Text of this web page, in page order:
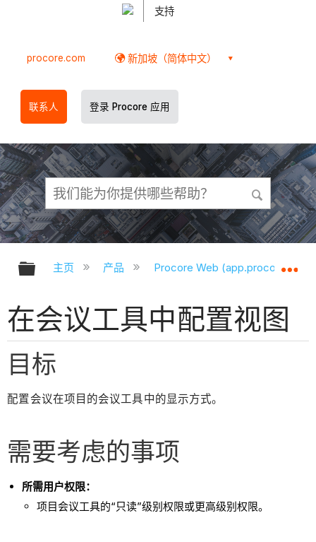
支持
procore.com 新加坡（简体中文）
联系人 登录 Procore 应用
扩展/隐缩全局层次
主页 产品 Procore Web
在会议工具中配置视图
目标
配置会议在项目的会议工具中的显示方式。
需要考虑的事项
所需用户权限：
项目会议工具的“只读”级别权限或更高级别权限。